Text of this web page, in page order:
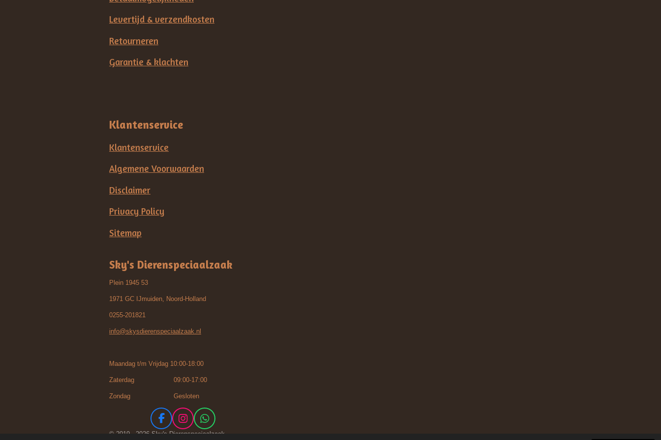
Levertijd & verzendkosten
Retourneren
Garantie & klachten
Klantenservice
Klantenservice
Algemene Voorwaarden
Disclaimer
Privacy Policy
Sitemap
Sky's Dierenspeciaalzaak
Plein 1945 53
1971 GC IJmuiden, Noord-Holland
0255-201821
info@skysdierenspeciaalzaak.nl
Maandag t/m Vrijdag 10:00-18:00
Zaterdag 09:00-17:00
Zondag Gesloten
F
a
I
n
W
h
© 2019 - 2026 Sky's Dierenspeciaalzaak